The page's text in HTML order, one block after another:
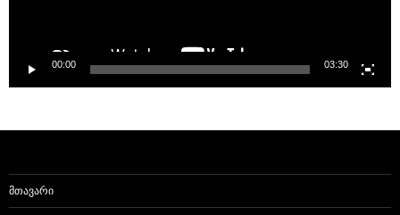
00:00 03:30
ᲛᲗᲐᲕᲐᲠᲘ